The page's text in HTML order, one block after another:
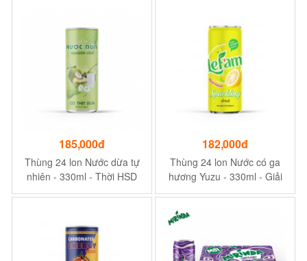
185,000đ
Thùng 24 lon Nước dừa tự
nhiên - 330ml - Thời HSD
18 tháng
182,000đ
Thùng 24 lon Nước có ga
hương Yuzu - 330ml - Giải
nhiệt, cấp nước tức thì